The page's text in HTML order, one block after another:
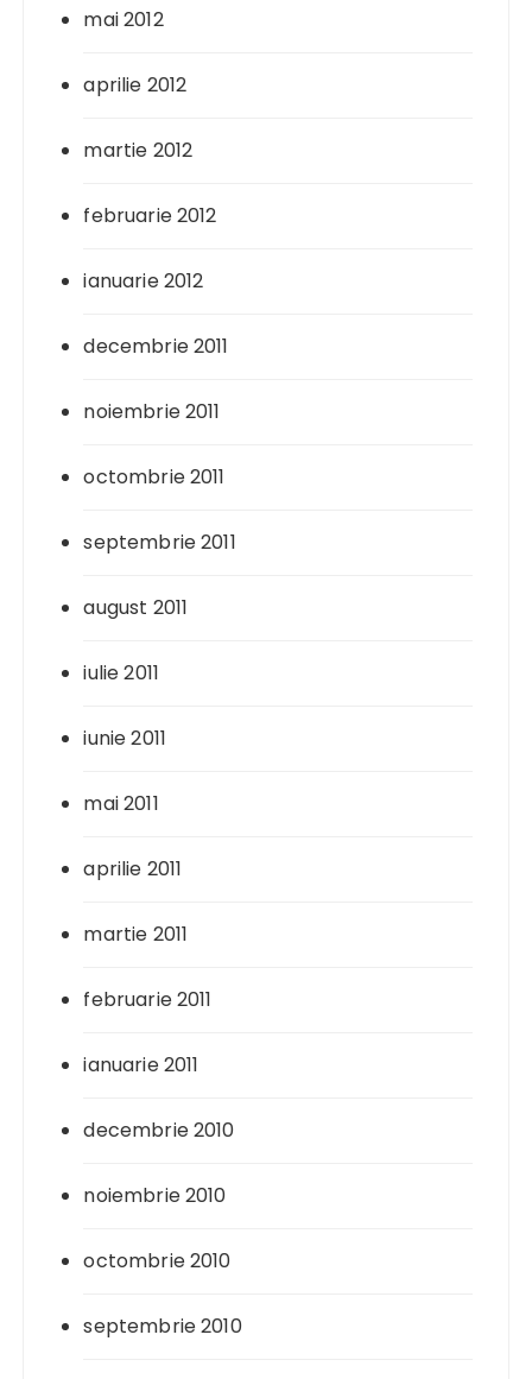
mai 2012
aprilie 2012
martie 2012
februarie 2012
ianuarie 2012
decembrie 2011
noiembrie 2011
octombrie 2011
septembrie 2011
august 2011
iulie 2011
iunie 2011
mai 2011
aprilie 2011
martie 2011
februarie 2011
ianuarie 2011
decembrie 2010
noiembrie 2010
octombrie 2010
septembrie 2010